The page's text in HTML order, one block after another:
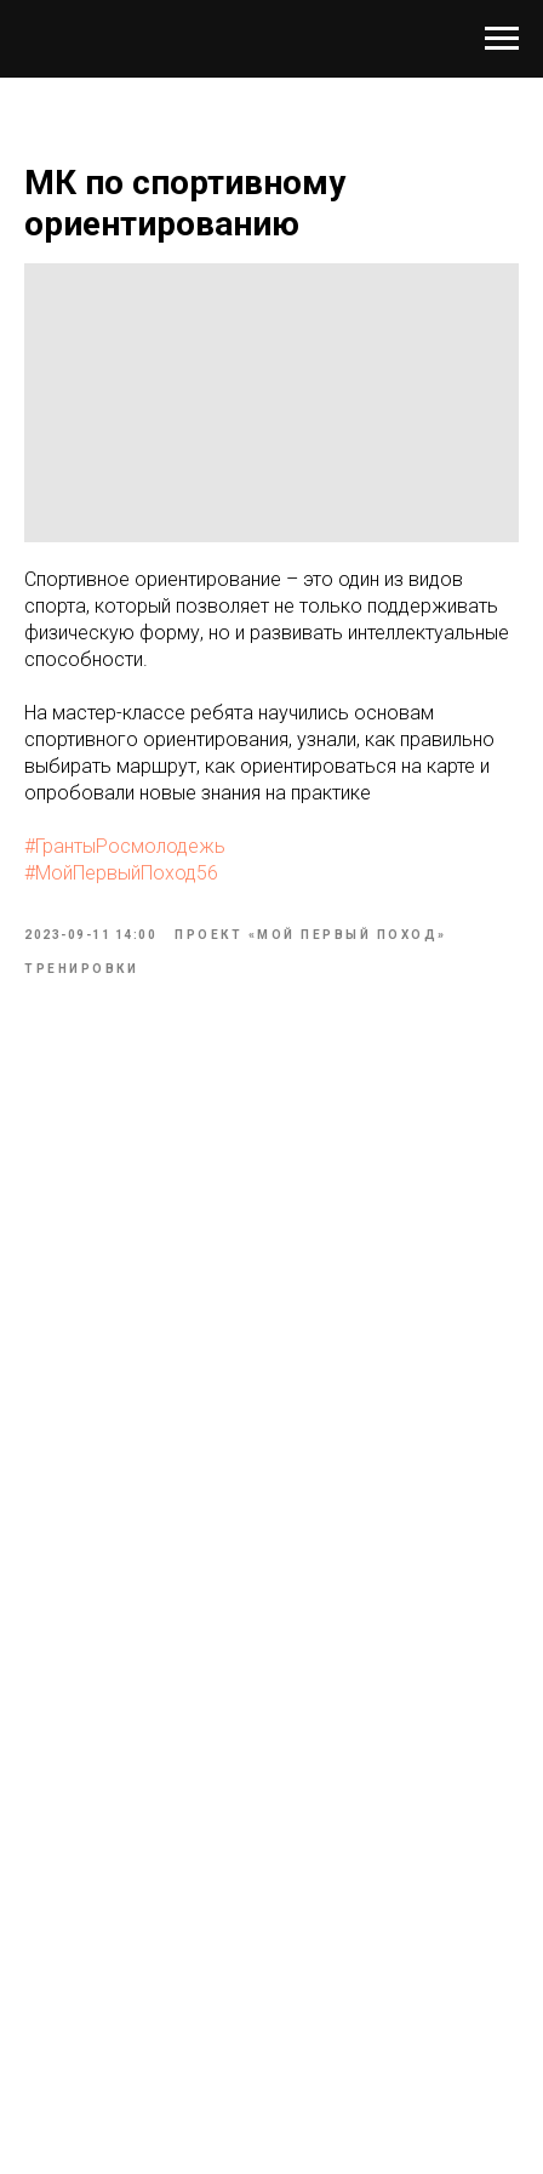
МК по спортивному
ориентированию
Спортивное ориентирование – это один из видов
спорта, который позволяет не только поддерживать
физическую форму, но и развивать интеллектуальные
способности.
На мастер-классе ребята научились основам
спортивного ориентирования, узнали, как правильно
выбирать маршрут, как ориентироваться на карте и
опробовали новые знания на практике
#ГрантыРосмолодежь
#МойПервыйПоход56
2023-09-11 14:00 ПРОЕКТ «МОЙ ПЕРВЫЙ ПОХОД»
ТРЕНИРОВКИ